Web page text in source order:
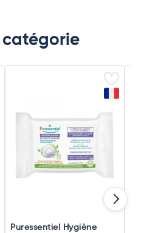
catégorie
Puressentiel Hygiène